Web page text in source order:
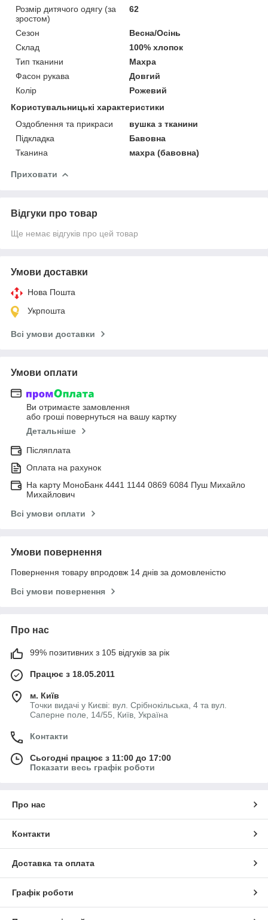
Розмір дитячого одягу (за
зростом)
62
Сезон
Весна/Осінь
Склад
100% хлопок
Тип тканини
Махра
Фасон рукава
Довгий
Колір
Рожевий
Користувальницькі характеристики
Оздоблення та прикраси
вушка з тканини
Підкладка
Бавовна
Тканина
махра (бавовна)
Приховати
Відгуки про товар
Ще немає відгуків про цей товар
Умови доставки
Нова Пошта
Укрпошта
Всі умови доставки
Умови оплати
Ви отримаєте замовлення
або гроші повернуться на вашу картку
Детальніше
Післяплата
Оплата на рахунок
На карту МоноБанк 4441 1144 0869 6084 Пуш Михайло
Михайлович
Всі умови оплати
Умови повернення
Повернення товару впродовж 14 днів за домовленістю
Всі умови повернення
Про нас
99% позитивних з 105 відгуків за рік
Працює з 18.05.2011
м. Київ
Точки видачі у Києві: вул. Срібнокільська, 4 та вул.
Саперне поле, 14/55, Київ, Україна
Контакти
Сьогодні працює з 11:00 до 17:00
Показати весь графік роботи
Про нас
Контакти
Доставка та оплата
Графік роботи